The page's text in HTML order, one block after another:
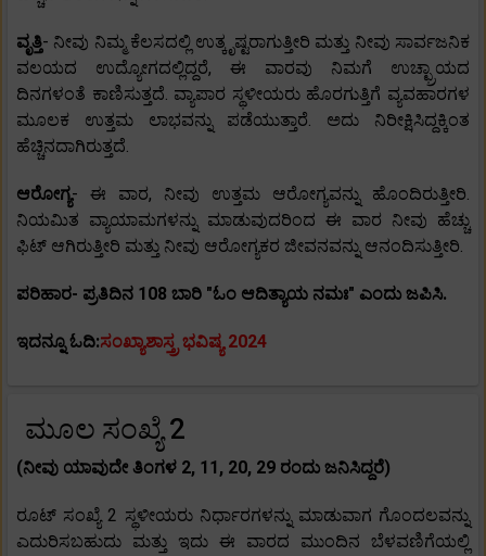
ವೃತ್ತಿ- ನೀವು ನಿಮ್ಮ ಕೆಲಸದಲ್ಲಿ ಉತ್ಕೃಷ್ಟರಾಗುತ್ತೀರಿ ಮತ್ತು ನೀವು ಸಾರ್ವಜನಿಕ
ವಲಯದ ಉದ್ಯೋಗದಲ್ಲಿದ್ದರೆ, ಈ ವಾರವು ನಿಮಗೆ ಉಚ್ಛ್ರಾಯದ
ದಿನಗಳಂತೆ ಕಾಣಿಸುತ್ತದೆ. ವ್ಯಾಪಾರ ಸ್ಥಳೀಯರು ಹೊರಗುತ್ತಿಗೆ ವ್ಯವಹಾರಗಳ
ಮೂಲಕ ಉತ್ತಮ ಲಾಭವನ್ನು ಪಡೆಯುತ್ತಾರೆ. ಅದು ನಿರೀಕ್ಷಿಸಿದ್ದಕ್ಕಿಂತ
ಹೆಚ್ಚಿನದಾಗಿರುತ್ತದೆ.
ಆರೋಗ್ಯ- ಈ ವಾರ, ನೀವು ಉತ್ತಮ ಆರೋಗ್ಯವನ್ನು ಹೊಂದಿರುತ್ತೀರಿ.
ನಿಯಮಿತ ವ್ಯಾಯಾಮಗಳನ್ನು ಮಾಡುವುದರಿಂದ ಈ ವಾರ ನೀವು ಹೆಚ್ಚು
ಫಿಟ್ ಆಗಿರುತ್ತೀರಿ ಮತ್ತು ನೀವು ಆರೋಗ್ಯಕರ ಜೀವನವನ್ನು ಆನಂದಿಸುತ್ತೀರಿ.
ಪರಿಹಾರ- ಪ್ರತಿದಿನ 108 ಬಾರಿ "ಓಂ ಆದಿತ್ಯಾಯ ನಮಃ" ಎಂದು ಜಪಿಸಿ.
ಇದನ್ನೂ ಓದಿ:ಸಂಖ್ಯಾಶಾಸ್ತ್ರ ಭವಿಷ್ಯ 2024
ಮೂಲ ಸಂಖ್ಯೆ 2
(ನೀವು ಯಾವುದೇ ತಿಂಗಳ 2, 11, 20, 29 ರಂದು ಜನಿಸಿದ್ದರೆ)
ರೂಟ್ ಸಂಖ್ಯೆ 2 ಸ್ಥಳೀಯರು ನಿರ್ಧಾರಗಳನ್ನು ಮಾಡುವಾಗ ಗೊಂದಲವನ್ನು
ಎದುರಿಸಬಹುದು ಮತ್ತು ಇದು ಈ ವಾರದ ಮುಂದಿನ ಬೆಳವಣಿಗೆಯಲ್ಲಿ